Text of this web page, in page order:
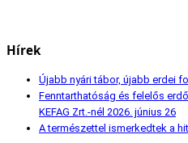
Hírek
Újabb nyári tábor, újabb erdei
Fenntarthatóság és felelős
KEFAG Zrt.-nél 2026. június 26
A természettel ismerkedtek a